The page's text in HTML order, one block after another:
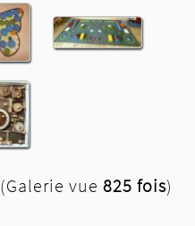
(Galerie vue 825 fois)